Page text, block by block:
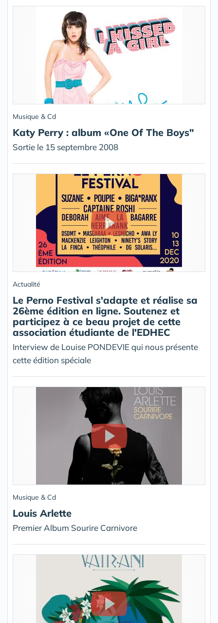
Musique & Cd
Katy Perry : album «One Of The Boys"
Sortie le 15 septembre 2008
Actualité
Le Perno Festival s'adapte et réalise sa
26ème édition en ligne. Soutenez et
participez à ce beau projet de cette
association étudiante de l'EDHEC
Interview de Louise PONDEVIE qui nous présente
cette édition spéciale
Musique & Cd
Louis Arlette
Premier Album Sourire Carnivore